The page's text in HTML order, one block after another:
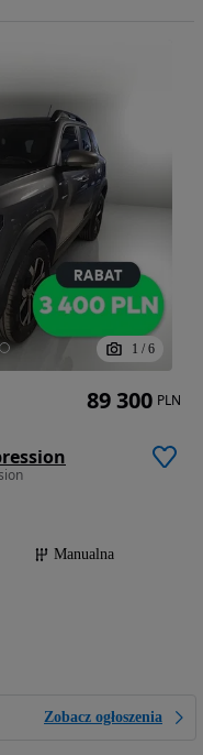
1 / 6
Manualna
Zobacz ogłoszenia
89 300 PLN